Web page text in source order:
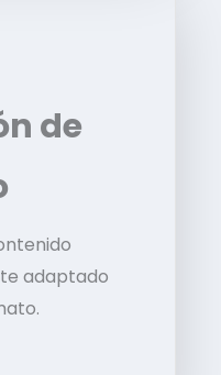
de
adaptado